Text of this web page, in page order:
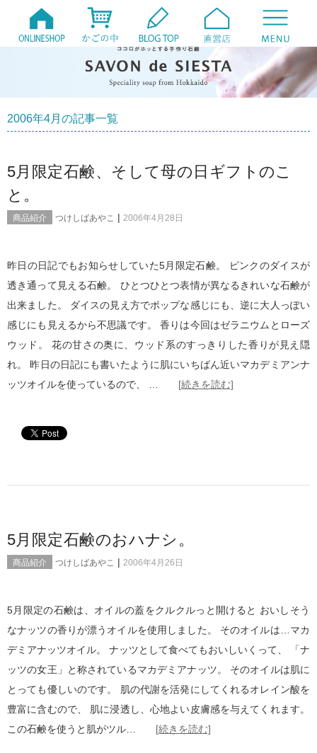
2006年4月の記事一覧
5月限定石鹸、そして母の日ギフトのこ
と。
商品紹介 つけしばあやこ | 2006年4月28日
昨日の日記でもお知らせしていた5月限定石鹸。 ピンクのダイスが
透き通って見える石鹸。 ひとつひとつ表情が異なるきれいな石鹸が
出来ました。 ダイスの見え方でポップな感じにも、逆に大人っぽい
感じにも見えるから不思議です。 香りは今回はゼラニウムとローズ
ウッド。 花の甘さの奥に、ウッド系のすっきりした香りが見え隠
れ。 昨日の日記にも書いたように肌にいちばん近いマカデミアンナ
ッツオイルを使っているので、 … [続きを読む]
5月限定石鹸のおハナシ。
商品紹介 つけしばあやこ | 2006年4月26日
5月限定の石鹸は、オイルの蓋をクルクルっと開けると おいしそう
なナッツの香りが漂うオイルを使用しました。 そのオイルは…マカ
デミアナッツオイル。 ナッツとして食べてもおいしいくって、 「ナ
ッツの女王」と称されているマカデミアナッツ。 そのオイルは肌に
とっても優しいのです。 肌の代謝を活発にしてくれるオレイン酸を
豊富に含むので、 肌に浸透し、心地よい皮膚感を与えてくれます。
この石鹸を使うと肌がツル… [続きを読む]